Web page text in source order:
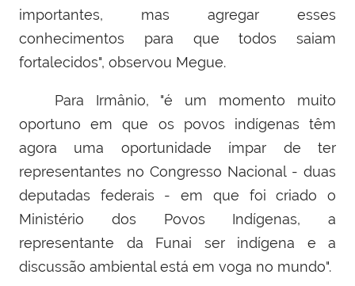
importantes, mas agregar esses
conhecimentos para que todos saiam
fortalecidos", observou Megue.
Para Irmânio, "é um momento muito
oportuno em que os povos indígenas têm
agora uma oportunidade ímpar de ter
representantes no Congresso Nacional - duas
deputadas federais - em que foi criado o
Ministério dos Povos Indígenas, a
representante da Funai ser indígena e a
discussão ambiental está em voga no mundo".